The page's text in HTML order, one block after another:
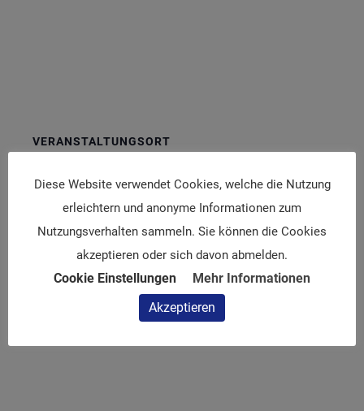
VERANSTALTUNGSORT
Olympiakongreßzentrum Seefeld/Tirol
Klosterstraße 600
Masterstudium Orthopädie und
„Fußchirurgie in der
Orthopädie“
Diese Website verwendet Cookies, welche die Nutzung
erleichtern und anonyme Informationen zum
Nutzungsverhalten sammeln. Sie können die Cookies
akzeptieren oder sich davon abmelden.
Cookie Einstellungen
Mehr Informationen
Akzeptieren